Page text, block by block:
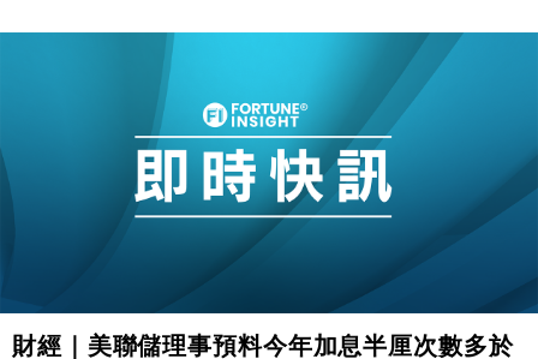
財經｜美聯儲理事預料今年加息半厘次數多於